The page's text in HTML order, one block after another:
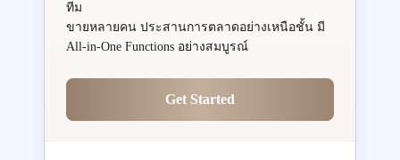
ทีม
ขายหลายคน ประสานการตลาดอย่างเหนือชั้น มี
All-in-One Functions อย่างสมบูรณ์
Get Started